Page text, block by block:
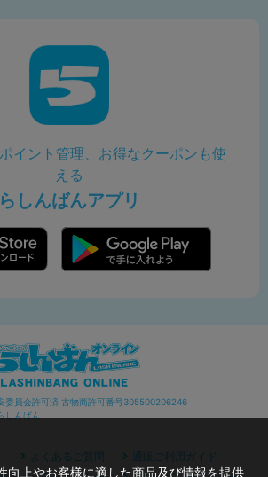
イント管理、お得なクーポンも使
える
らしんばんアプリ
委員会許可済 古物商許可番号305500206246
しんばん
よくあるご質問
通販ご利用ガイド
向上やお客様に適した商品及び情報を提供